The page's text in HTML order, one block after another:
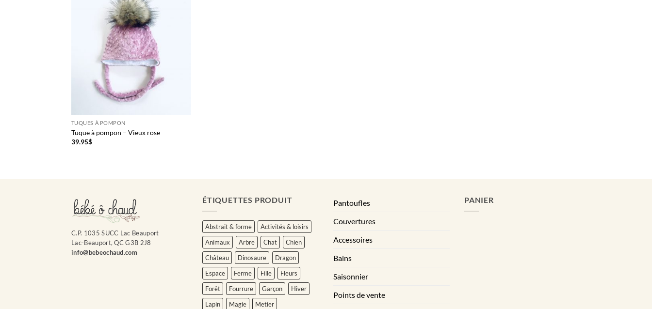
TUQUES À POMPON
Tuque à pompon – Vieux rose
39.95$
C.P. 1035 SUCC Lac Beauport
Lac-Beauport, QC G3B 2J8
info@bebeochaud.com
ÉTIQUETTES PRODUIT
Abstrait & forme
Activités & loisirs
Animaux
Arbre Chat
Chien
Château
Dinosaure
Dragon
Espace
Ferme Fille
Fleurs
Forêt
Fourrure Garçon
Hiver
Lapin
Magie Metier
Pantoufles
Couvertures
Accessoires
Bains
Saisonnier
Points de vente
PANIER